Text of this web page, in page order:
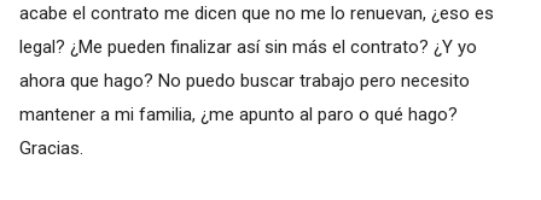
acabe el contrato me dicen que no me lo renuevan, ¿eso es
legal? ¿Me pueden finalizar así sin más el contrato? ¿Y yo
ahora que hago? No puedo buscar trabajo pero necesito
mantener a mi familia, ¿me apunto al paro o qué hago?
Gracias.